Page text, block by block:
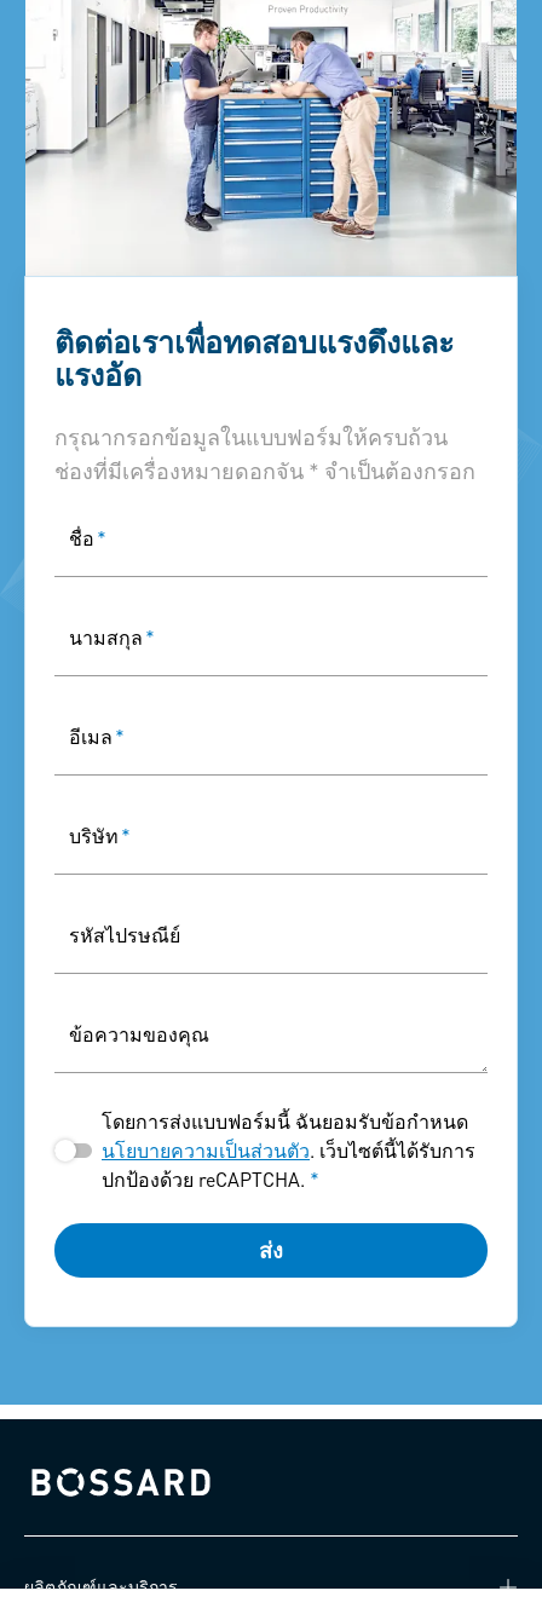
ติดต่อเราเพื่อทดสอบแรงดึงและ
แรงอัด
กรุณากรอกข้อมูลในแบบฟอร์มให้ครบถ้วน
ช่องที่มีเครื่องหมายดอกจัน * จำเป็นต้องกรอก
ชื่อ*
นามสกุล*
อีเมล*
บริษัท*
รหัสไปรษณีย์
ข้อความของคุณ
โดยการส่งแบบฟอร์มนี้ ฉันยอมรับข้อกำหนด
นโยบายความเป็นส่วนตัว. เว็บไซต์นี้ได้รับการ
ปกป้องด้วย reCAPTCHA. *
ส่ง
Bossard homepage
ผลิตภัณฑ์และบริการ